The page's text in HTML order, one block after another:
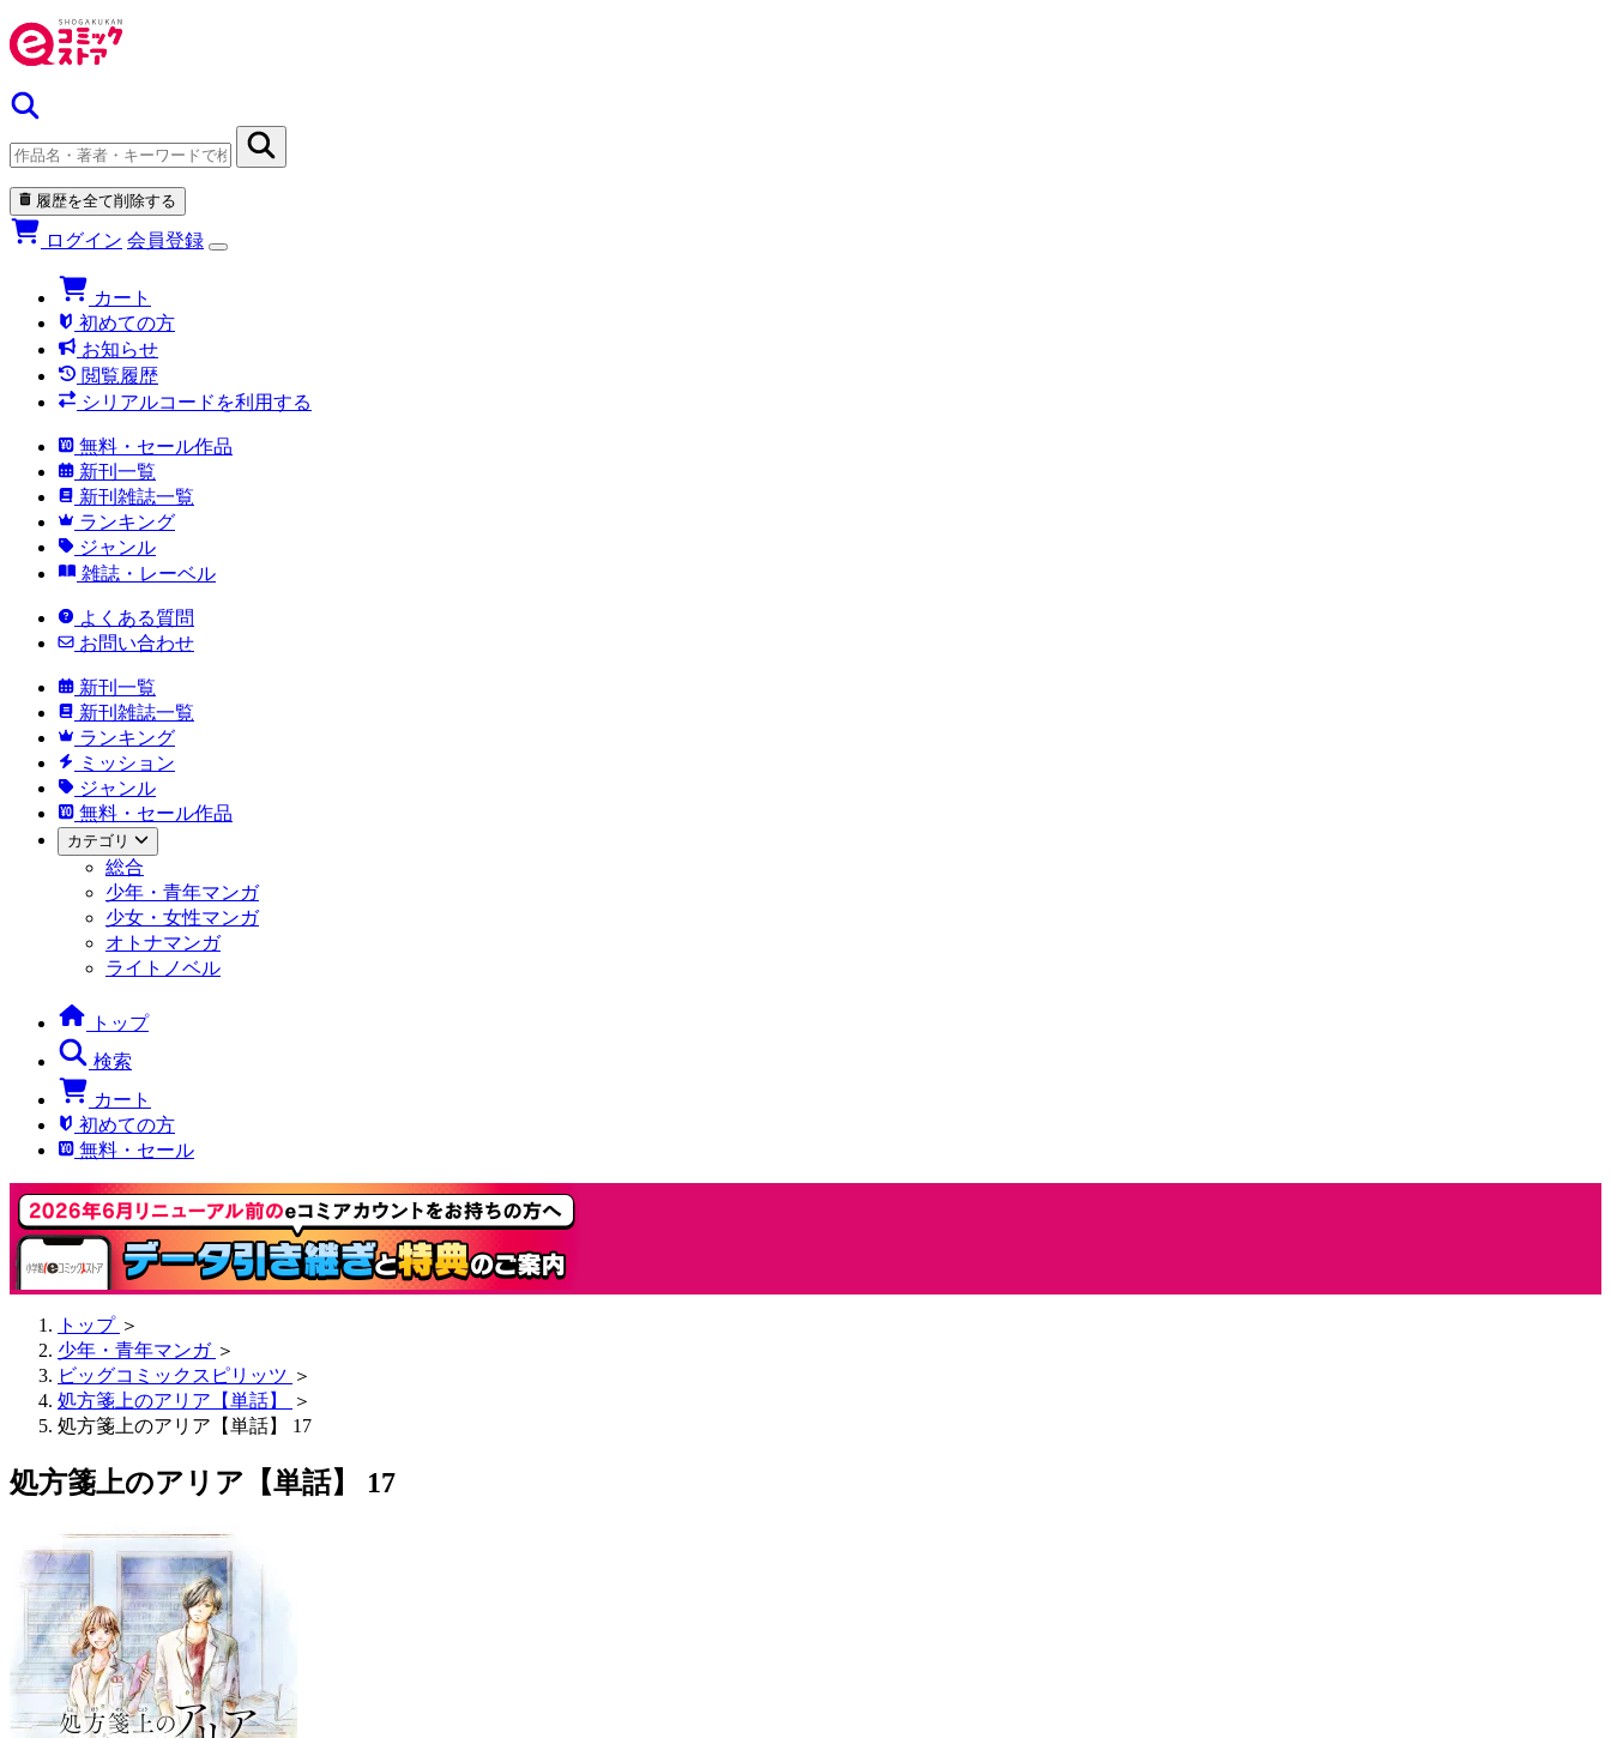
履歴を全て削除する
ログイン 会員登録
カート
初めての方
お知らせ
閲覧履歴
シリアルコードを利用する
無料・セール作品
新刊一覧
新刊雑誌一覧
ランキング
ジャンル
雑誌・レーベル
よくある質問
お問い合わせ
新刊一覧
新刊雑誌一覧
ランキング
ミッション
ジャンル
無料・セール作品
カテゴリ
総合
少年・青年マンガ
少女・女性マンガ
オトナマンガ
ライトノベル
トップ
検索
カート
初めての方
無料・セール
トップ ＞
少年・青年マンガ ＞
ビッグコミックスピリッツ ＞
処方箋上のアリア【単話】
＞
処方箋上のアリア【単話】 17
処方箋上のアリア【単話】 17